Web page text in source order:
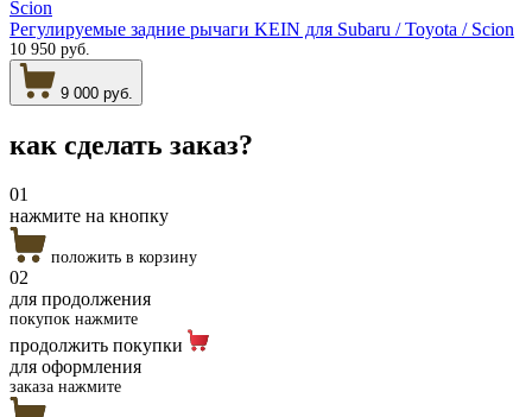
Регулируемые задние рычаги KEIN для Subaru / Toyota / Scion
10 950 руб.
9 000 руб.
как сделать заказ?
01
нажмите на кнопку
положить в корзину
02
для продолжения
покупок нажмите
продолжить покупки
для оформления
заказа нажмите